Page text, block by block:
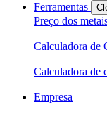
Ferramentas
Preço dos
Calculadora de
Calculadora de
Empresa